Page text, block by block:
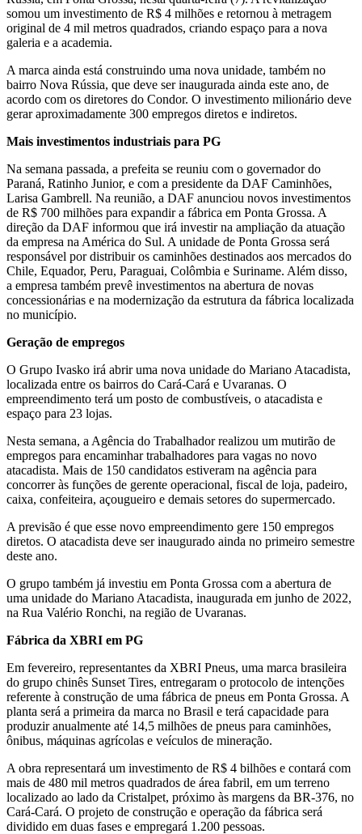
somou um investimento de R$ 4 milhões e retornou à metragem
original de 4 mil metros quadrados, criando espaço para a nova
galeria e a academia.
A marca ainda está construindo uma nova unidade, também no
bairro Nova Rússia, que deve ser inaugurada ainda este ano, de
acordo com os diretores do Condor. O investimento milionário deve
gerar aproximadamente 300 empregos diretos e indiretos.
Mais investimentos industriais para PG
Na semana passada, a prefeita se reuniu com o governador do
Paraná, Ratinho Junior, e com a presidente da DAF Caminhões,
Larisa Gambrell. Na reunião, a DAF anunciou novos investimentos
de R$ 700 milhões para expandir a fábrica em Ponta Grossa. A
direção da DAF informou que irá investir na ampliação da atuação
da empresa na América do Sul. A unidade de Ponta Grossa será
responsável por distribuir os caminhões destinados aos mercados do
Chile, Equador, Peru, Paraguai, Colômbia e Suriname. Além disso,
a empresa também prevê investimentos na abertura de novas
concessionárias e na modernização da estrutura da fábrica localizada
no município.
Geração de empregos
O Grupo Ivasko irá abrir uma nova unidade do Mariano Atacadista,
localizada entre os bairros do Cará-Cará e Uvaranas. O
empreendimento terá um posto de combustíveis, o atacadista e
espaço para 23 lojas.
Nesta semana, a Agência do Trabalhador realizou um mutirão de
empregos para encaminhar trabalhadores para vagas no novo
atacadista. Mais de 150 candidatos estiveram na agência para
concorrer às funções de gerente operacional, fiscal de loja, padeiro,
caixa, confeiteira, açougueiro e demais setores do supermercado.
A previsão é que esse novo empreendimento gere 150 empregos
diretos. O atacadista deve ser inaugurado ainda no primeiro semestre
deste ano.
O grupo também já investiu em Ponta Grossa com a abertura de
uma unidade do Mariano Atacadista, inaugurada em junho de 2022,
na Rua Valério Ronchi, na região de Uvaranas.
Fábrica da XBRI em PG
Em fevereiro, representantes da XBRI Pneus, uma marca brasileira
do grupo chinês Sunset Tires, entregaram o protocolo de intenções
referente à construção de uma fábrica de pneus em Ponta Grossa. A
planta será a primeira da marca no Brasil e terá capacidade para
produzir anualmente até 14,5 milhões de pneus para caminhões,
ônibus, máquinas agrícolas e veículos de mineração.
A obra representará um investimento de R$ 4 bilhões e contará com
mais de 480 mil metros quadrados de área fabril, em um terreno
localizado ao lado da Cristalpet, próximo às margens da BR-376, no
Cará-Cará. O projeto de construção e operação da fábrica será
dividido em duas fases e empregará 1.200 pessoas.